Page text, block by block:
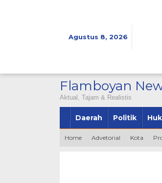
Agustus 8, 2026
Flamboyan
Aktual, Tajam & Realistis
Daerah Politik
Home Advetorial Kota